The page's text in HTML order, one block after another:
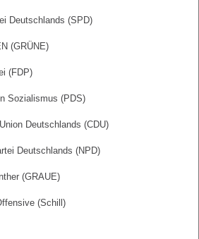
Deutschlands (SPD)
(GRÜNE)
(FDP)
Sozialismus (PDS)
Deutschlands (CDU)
Deutschlands (NPD)
(GRAUE)
(Schill)